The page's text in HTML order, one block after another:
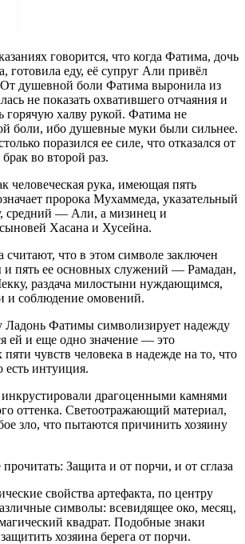
говорится, что когда Фатима, дочь
готовила еду, её супруг Али привёл
душевной боли Фатима выронила из
не показать охватившего отчаяния и
горячую халву рукой. Фатима не
боли, ибо душевные муки были сильнее.
поразился ее силе, что отказался от
во второй раз.
человеческая рука, имеющая пять
пророка Мухаммеда, указательный
средний — Али, а мизинец и
Хасана и Хусейна.
что в этом символе заключен
и пять ее основных служений — Рамадан,
раздача милостыни нуждающимся,
и соблюдение омовений.
Ладонь Фатимы символизирует надежду
ей и еще одно значение — это
пяти чувств человека в надежде на то, что
есть интуиция.
драгоценными камнями
оттенка. Светоотражающий материал,
зло, что пытаются причинить хозяину
Защита и от порчи, и от сглаза
свойства артефакта, по центру
символы: всевидящее око, месяц,
квадрат. Подобные знаки
хозяина берега от порчи.